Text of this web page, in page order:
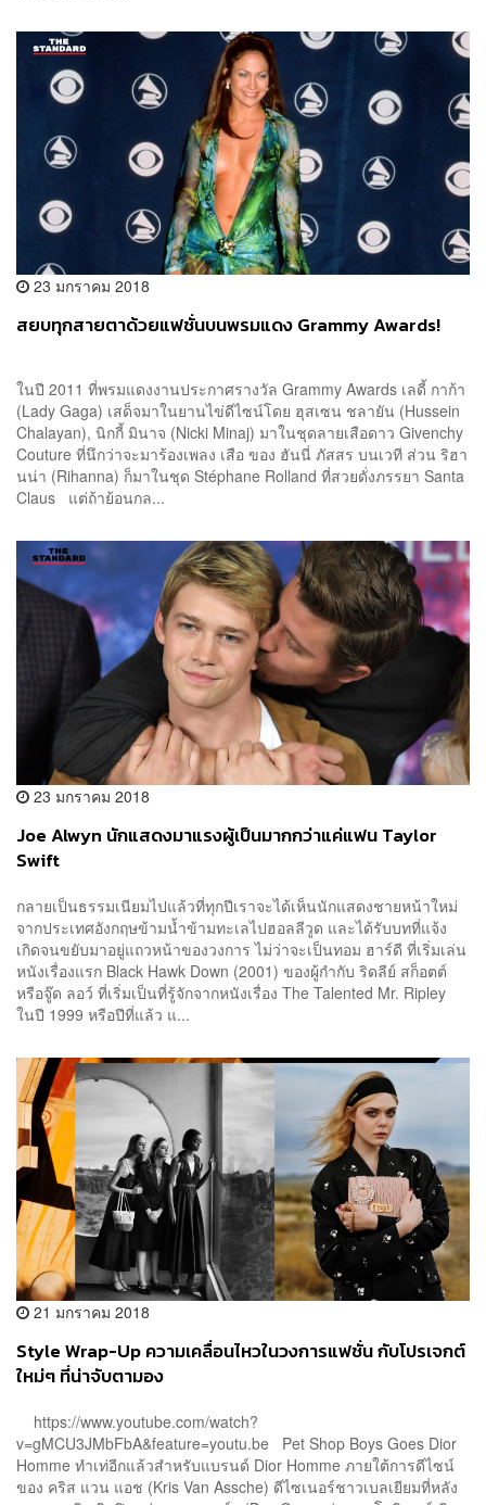
23 มกราคม 2018
สยบทุกสายตาด้วยแฟชั่นบนพรมแดง Grammy Awards!
ในปี 2011 ที่พรมแดงงานประกาศรางวัล Grammy Awards เลดี้ กาก้า
(Lady Gaga) เสด็จมาในยานไข่ดีไซน์โดย ฮุสเซน ชลายัน (Hussein
Chalayan), นิกกี้ มินาจ (Nicki Minaj) มาในชุดลายเสือดาว Givenchy
Couture ที่นึกว่าจะมาร้องเพลง เสือ ของ ฮันนี่ ภัสสร บนเวที ส่วน ริฮา
นน่า (Rihanna) ก็มาในชุด Stéphane Rolland ที่สวยดั่งภรรยา Santa
Claus แต่ถ้าย้อนกล...
23 มกราคม 2018
Joe Alwyn นักแสดงมาแรงผู้เป็นมากกว่าแค่แฟน Taylor
Swift
กลายเป็นธรรมเนียมไปแล้วที่ทุกปีเราจะได้เห็นนักแสดงชายหน้าใหม่
จากประเทศอังกฤษข้ามน้ำข้ามทะเลไปฮอลลีวูด และได้รับบทที่แจ้ง
เกิดจนขยับมาอยู่แถวหน้าของวงการ ไม่ว่าจะเป็นทอม ฮาร์ดี ที่เริ่มเล่น
หนังเรื่องแรก Black Hawk Down (2001) ของผู้กำกับ ริดลีย์ สก็อตต์
หรือจู๊ด ลอว์ ที่เริ่มเป็นที่รู้จักจากหนังเรื่อง The Talented Mr. Ripley
ในปี 1999 หรือปีที่แล้ว แ...
21 มกราคม 2018
Style Wrap-Up ความเคลื่อนไหวในวงการแฟชั่น กับโปรเจกต์
ใหม่ๆ ที่น่าจับตามอง
https://www.youtube.com/watch?
v=gMCU3JMbFbA&feature=youtu.be Pet Shop Boys Goes Dior
Homme ทำเท่อีกแล้วสำหรับแบรนด์ Dior Homme ภายใต้การดีไซน์
ของ คริส แวน แอช (Kris Van Assche) ดีไซเนอร์ชาวเบลเยียมที่หลัง